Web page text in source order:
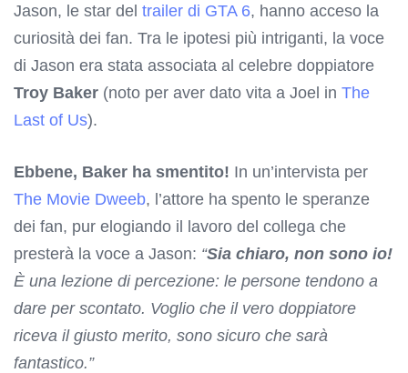
Jason, le star del trailer di GTA 6, hanno acceso la
curiosità dei fan. Tra le ipotesi più intriganti, la voce
di Jason era stata associata al celebre doppiatore
Troy Baker (noto per aver dato vita a Joel in The
Last of Us).
Ebbene, Baker ha smentito! In un’intervista per
The Movie Dweeb, l’attore ha spento le speranze
dei fan, pur elogiando il lavoro del collega che
presterà la voce a Jason: “Sia chiaro, non sono io!
È una lezione di percezione: le persone tendono a
dare per scontato. Voglio che il vero doppiatore
riceva il giusto merito, sono sicuro che sarà
fantastico.”